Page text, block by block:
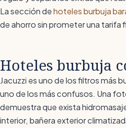
La sección dehoteles burbuja
de ahorro sin prometer una tarifa
Hoteles burbuja
Jacuzzi es uno de los filtros más
uno de los más confusos. Una
demuestra que exista
interior, bañera exterior